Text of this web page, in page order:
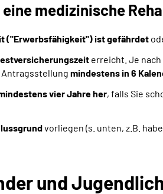
eine medizinische
("Erwerbsfähigkeit") ist gefährdet
erreicht. Je nach
mindestens in 6
vier Jahre her, falls Sie
vorliegen (s. unten, z.B.
und